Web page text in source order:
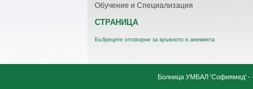
Обучение и Специализация
СТРАНИЦА
Бъбреците отговорни за кръвното и анемията
Болница УМБАЛ 'Софиямед' -